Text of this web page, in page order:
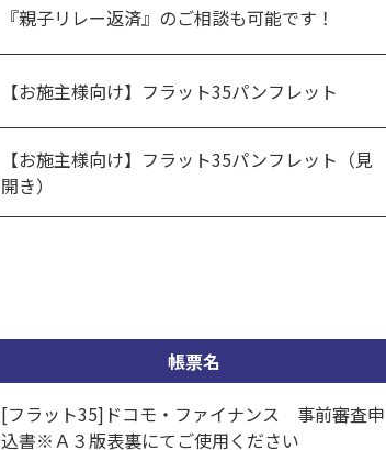
『親子リレー返済』のご相談も可能です！
【お施主様向け】フラット35パンフレット
【お施主様向け】フラット35パンフレット（見
開き）
帳票名
[フラット35]ドコモ・ファイナンス 事前審査申
込書※Ａ３版表裏にてご使用ください